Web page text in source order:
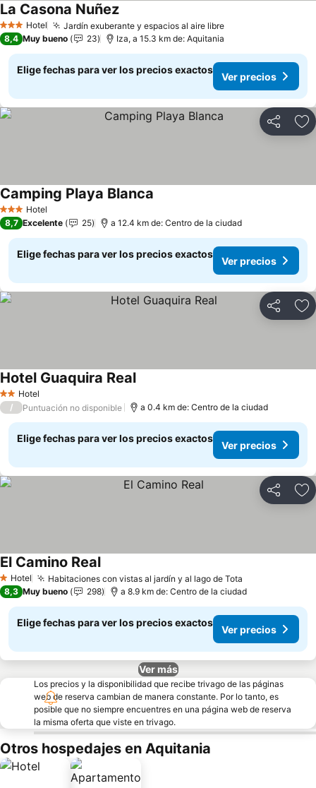
3 Estrellas
Hotel Jardín exuberante y espacios al aire libreVer precios
La Casona NuñezVer precios
8,4 Muy bueno 23 Iza, a 15.3 km de: Aquitania
Elige fechas para ver los precios exactos
Ver precios
Compartir
3 Estrellas
Hotel
Camping Playa Blanca
8,7 Excelente 25 a 12.4 km de: Centro de la ciudad
Elige fechas para ver los precios exactos
Ver precios
Compartir
2 Estrellas
Hotel
Hotel Guaquira RealVer precios
/ Puntuación no disponible a 0.4 km de: Centro de la ciudad
Elige fechas para ver los precios exactos
Ver precios
Compartir
1 Estrellas
Hotel Habitaciones con vistas al jardín y al lago de Tota
El Camino RealVer precios
8,3 Muy bueno 298 a 8.9 km de: Centro de la ciudad
Elige fechas para ver los precios exactos
Ver precios
Ver más
Los precios y la disponibilidad que recibe trivago de las páginas
web de reserva cambian de manera constante. Por lo tanto, es
posible que no siempre encuentres en una página web de reserva
la misma oferta que viste en trivago.
Otros hospedajes en Aquitania